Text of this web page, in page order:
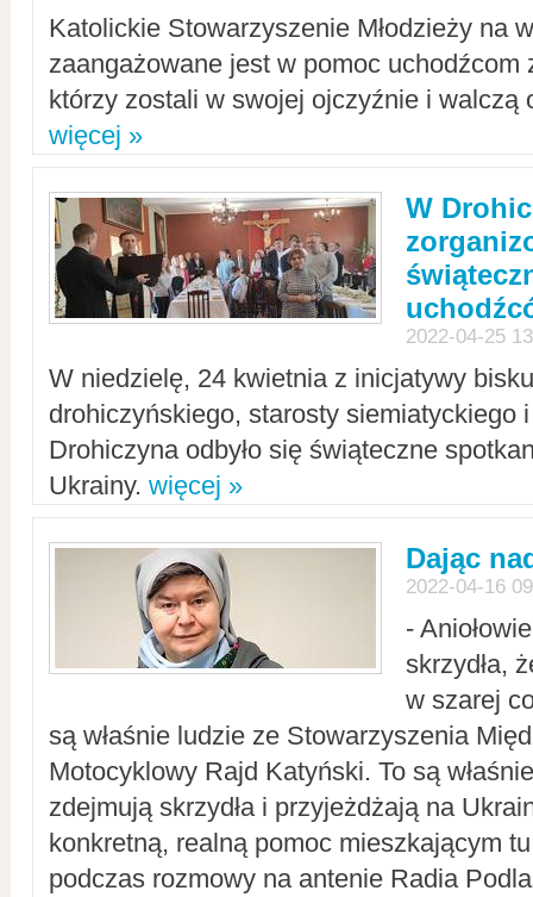
Katolickie Stowarzyszenie Młodzieży na
zaangażowane jest w pomoc uchodźcom
którzy zostali w swojej ojczyźnie i walczą
więcej »
W
2022-04-25
W niedzielę, 24 kwietnia z inicjatywy
drohiczyńskiego, starosty siemiatyckiego
Drohiczyna odbyło się świąteczne
Ukrainy. więcej »
Dając
2022-04-16
-
skrzydła,
w szarej
są właśnie ludzie ze Stowarzyszenia
Motocyklowy Rajd Katyński. To są
zdejmują skrzydła i przyjeżdżają na
konkretną, realną pomoc mieszkającym
podczas rozmowy na antenie Radia